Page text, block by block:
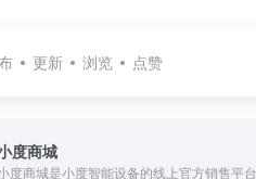
更新 浏览 点赞
度商城